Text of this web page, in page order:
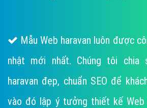
Mẫu Web haravan luôn được
nhật mới nhất. Chúng tôi chia
haravan đẹp, chuẩn SEO để
vào đó lập ý tưởng thiết kế